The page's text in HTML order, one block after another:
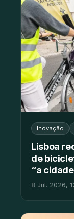
Inovação
Lisboa
de
“a
8 Jul. 2026,